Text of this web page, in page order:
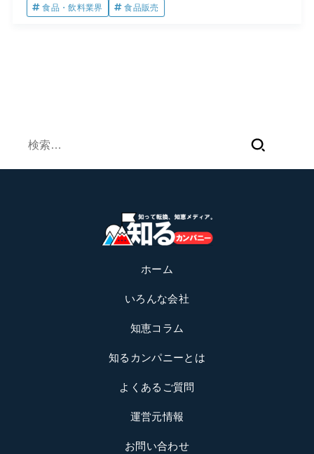
食品・飲料業界
食品販売
ホーム
いろんな会社
知恵コラム
知るカンパニーとは
よくあるご質問
運営元情報
お問い合わせ